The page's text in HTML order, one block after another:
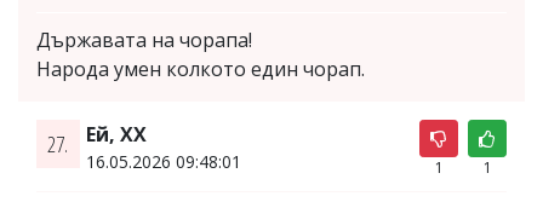
Държавата на чорапа!
Народа умен колкото един чорап.
27. Ей, ХХ
16.05.2026 09:48:01 1 1